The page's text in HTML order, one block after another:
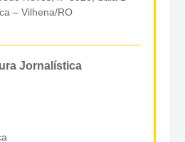
– Vilhena/RO
Jornalística